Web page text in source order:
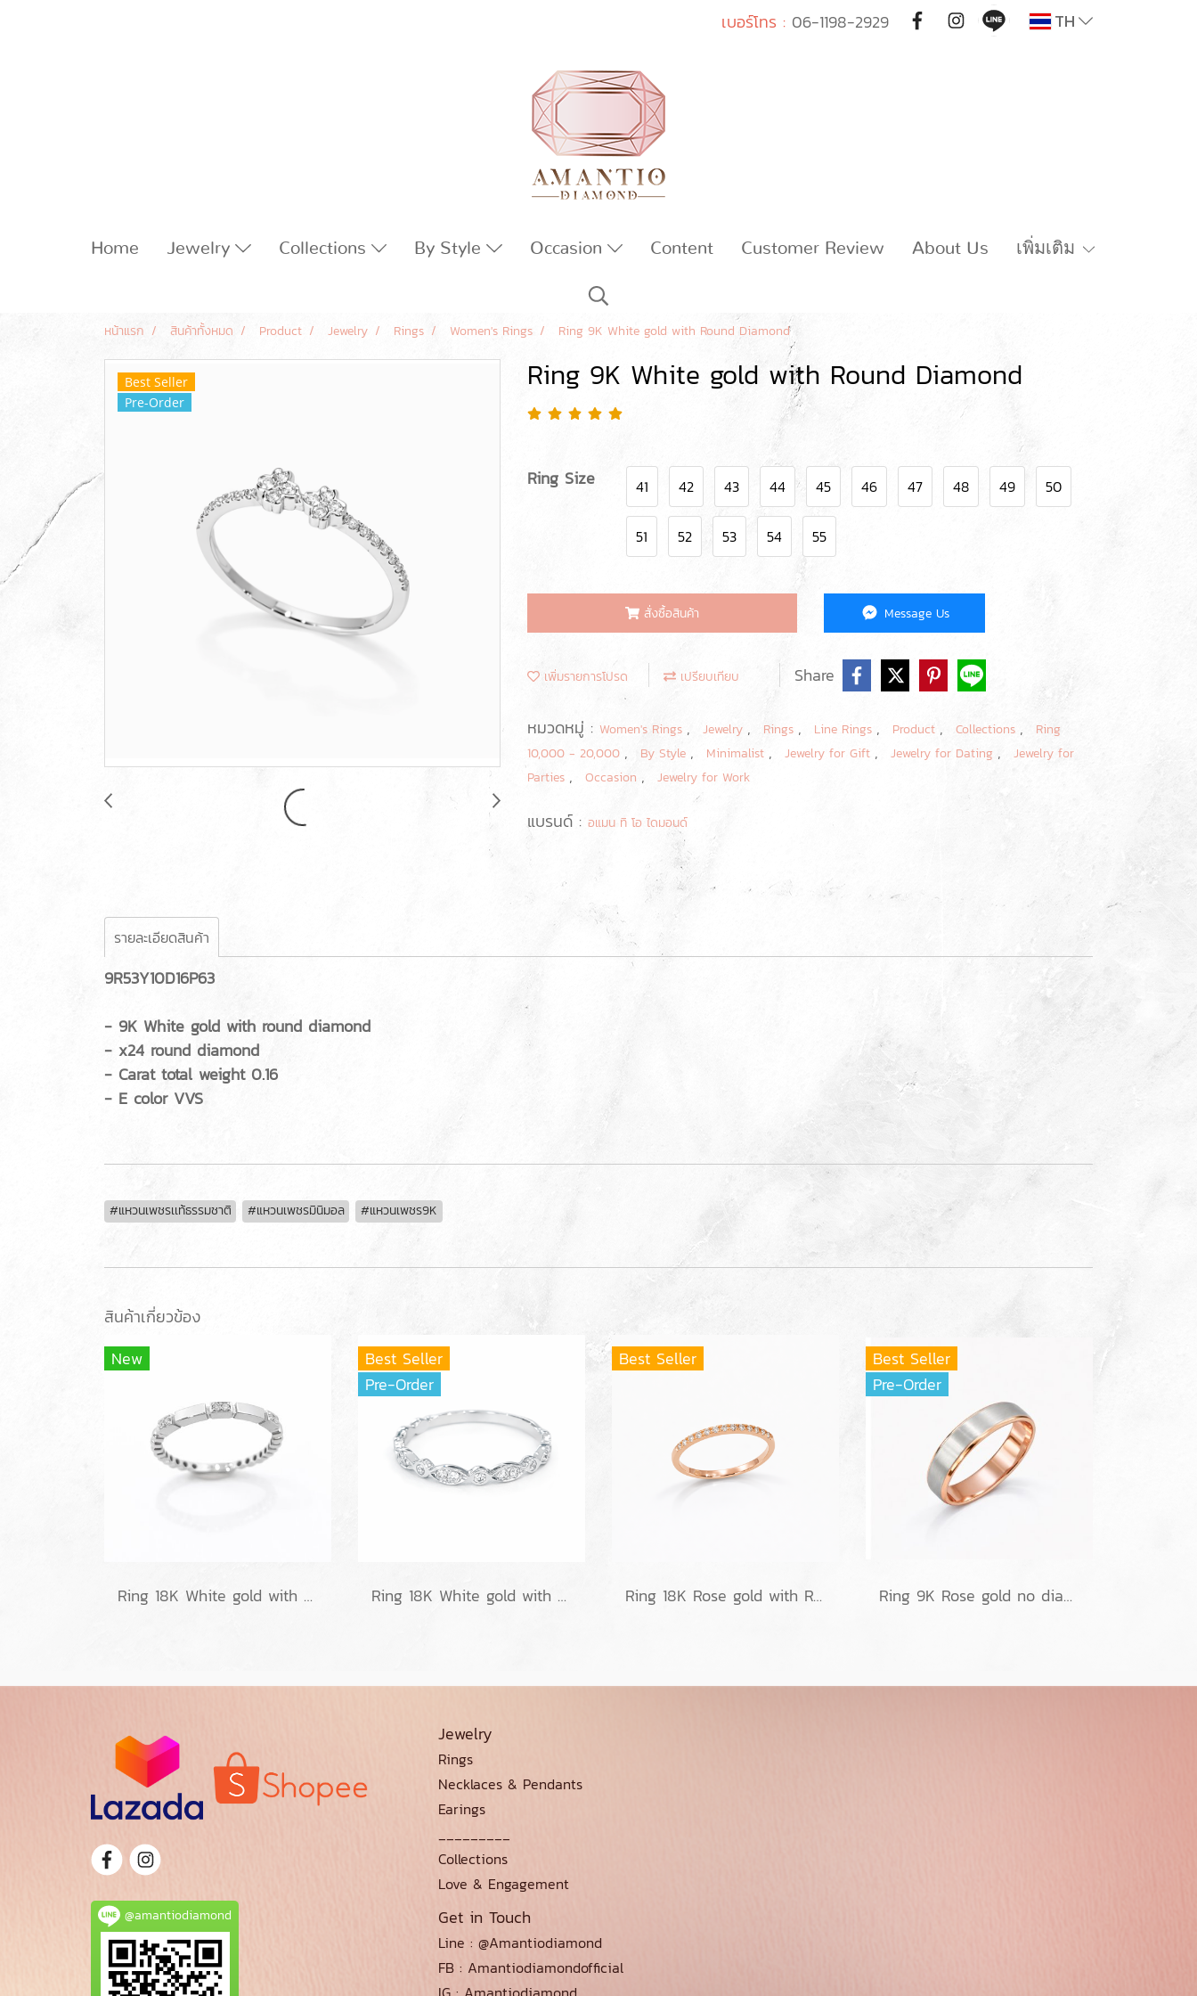
เบอร์โทร : 06-1198-2929 TH
Home Jewelry Collections By Style Occasion Content Customer Review About Us เพิ่มเติม
หน้าแรก สินค้าทั้งหมด Product Jewelry Rings Women's Rings Ring 9K White gold with Round Diamond
Best Seller
Pre-Order
Ring 9K White gold with Round Diamond
Ring Size 41 42 43 44 45 46 47 48 49 50
51 52 53 54 55
สั่งซื้อสินค้า Message Us
เพิ่มรายการโปรด เปรียบเทียบ Share
หมวดหมู่ : Women's Rings , Jewelry , Rings , Line Rings , Product , Collections ,
Ring
10,000 - 20,000 , By Style , Minimalist , Jewelry for Gift , Jewelry for Dating ,
Jewelry for
Parties , Occasion , Jewelry for Work
แบรนด์ : อแมน ทิ โอ ไดมอนด์
รายละเอียดสินค้า
9R53Y10D16P63
- 9K White gold with round diamond
- x24 round diamond
- Carat total weight 0.16
- E color VVS
#แหวนเพชรเเท้ธรรมชาติ #แหวนเพชรมินิมอล #แหวนเพชร9K
สินค้าเกี่ยวข้อง
New
Ring 18K White gold with Round Diamond
Best Seller
Pre-Order
Ring 18K White gold with Round Diamond
Best Seller
Ring 18K Rose gold with Round Diamond
Best Seller
Pre-Order
Ring 9K Rose gold no diamond
@amantiodiamond
Jewelry
Rings
Necklaces & Pendants
Earings
_________
Collections
Love & Engagement
Get in Touch
Line : @Amantiodiamond
FB : Amantiodiamondofficial